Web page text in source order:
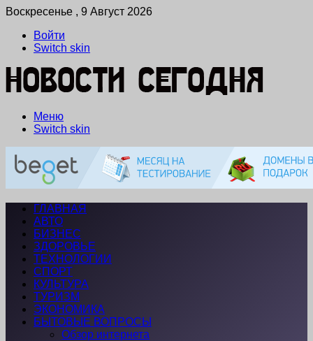
Воскресенье , 9 Август 2026
Войти
Switch skin
Меню
Switch skin
ГЛАВНАЯ
АВТО
БИЗНЕС
ЗДОРОВЬЕ
ТЕХНОЛОГИИ
СПОРТ
КУЛЬТУРА
ТУРИЗМ
ЭКОНОМИКА
БЫТОВЫЕ ВОПРОСЫ
Обзор интернета